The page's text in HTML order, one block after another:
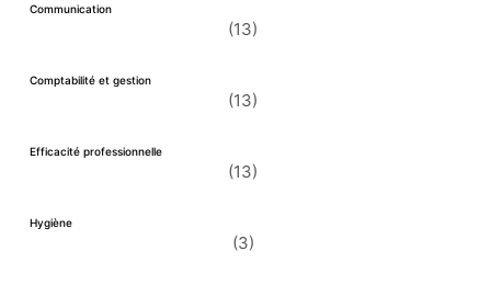
Communication
(13)
Comptabilité et gestion
(13)
Efficacité professionnelle
(13)
Hygiène
(3)